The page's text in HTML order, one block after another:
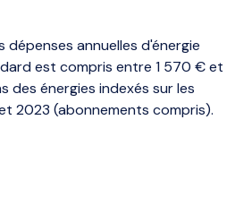
annuelles d'énergie
est compris entre 1 570 € et
des énergies indexés sur les
2023 (abonnements compris).